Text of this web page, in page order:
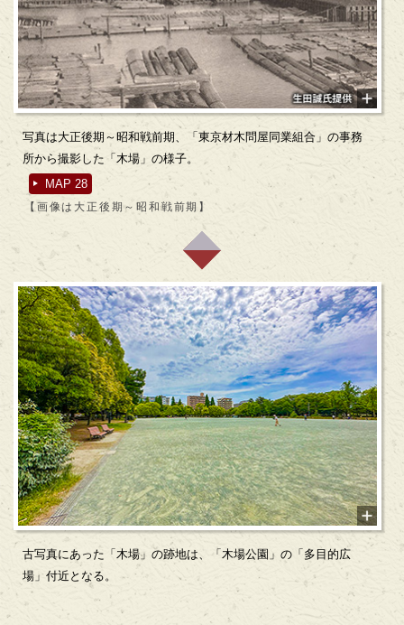
写真は大正後期～昭和戦前期、「東京材木問屋同業組合」の事務
所から撮影した「木場」の様子。
MAP 28
【画像は大正後期～昭和戦前期】
古写真にあった「木場」の跡地は、「木場公園」の「多目的広
場」付近となる。